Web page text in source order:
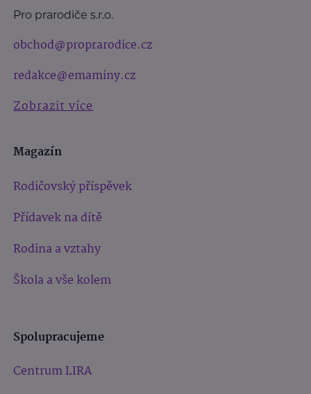
Pro prarodiče s.r.o.
obchod@proprarodice.cz
redakce@emaminy.cz
Zobrazit více
Magazín
Rodičovský příspěvek
Přídavek na dítě
Rodina a vztahy
Škola a vše kolem
Spolupracujeme
Centrum LIRA